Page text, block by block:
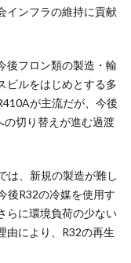
インフラの維持に貢献
後フロン類の製造・輸
ビルをはじめとする多
が主流だが、今後
の切り替えが進む過渡
は、新規の製造が難し
後R32の冷媒を使用す
らに環境負荷の少ない
由により、R32の再生